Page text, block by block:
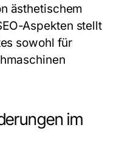
ästhetischem
Aspekten stellt
sowohl für
im